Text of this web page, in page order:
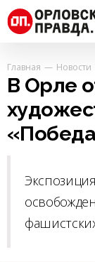
Главная Новости
В Орле